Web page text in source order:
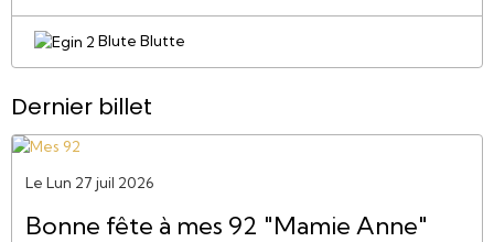
Blute Blutte
Dernier billet
Le Lun 27 juil 2026
Bonne fête à mes 92 "Mamie Anne"